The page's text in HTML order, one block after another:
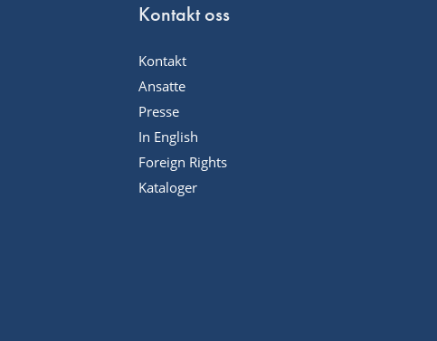
Kontakt oss
Kontakt
Ansatte
Presse
In English
Foreign Rights
Kataloger